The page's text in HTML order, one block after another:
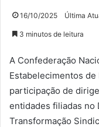
16/10/2025 Última
3 minutos de leitura
A Confederação
Estabelecimentos
participação de
entidades filiadas no
Transformação